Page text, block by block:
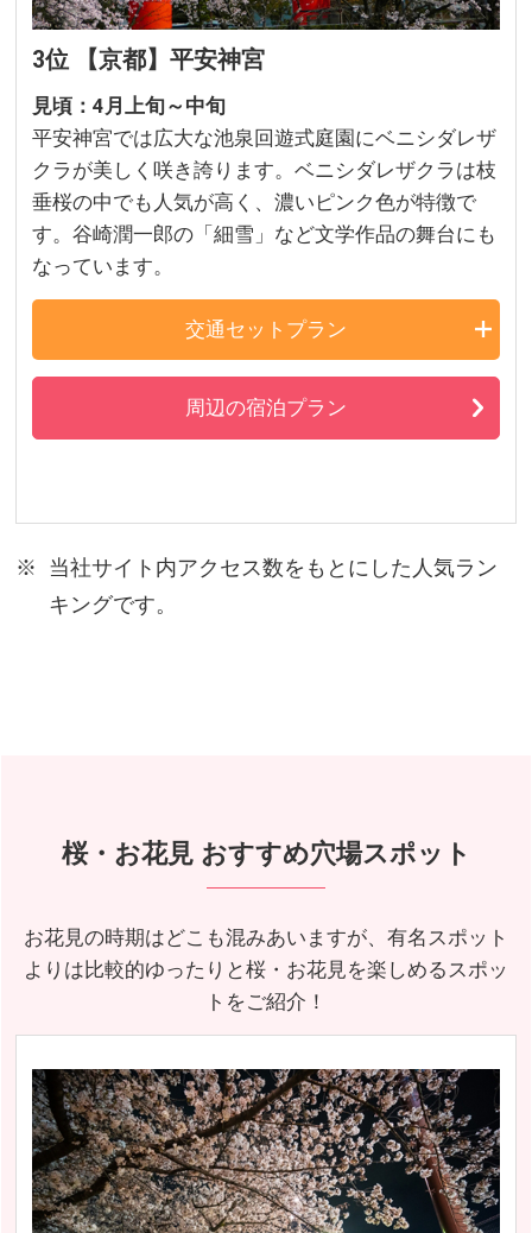
3位 【京都】平安神宮
見頃：4月上旬～中旬
平安神宮では広大な池泉回遊式庭園にベニシダレザ
クラが美しく咲き誇ります。ベニシダレザクラは枝
垂桜の中でも人気が高く、濃いピンク色が特徴で
す。谷崎潤一郎の「細雪」など文学作品の舞台にも
なっています。
交通セットプラン
周辺の宿泊プラン
当社サイト内アクセス数をもとにした人気ラン
キングです。
桜・お花見 おすすめ穴場スポット
お花見の時期はどこも混みあいますが、有名スポット
よりは比較的ゆったりと桜・お花見を楽しめるスポッ
トをご紹介！